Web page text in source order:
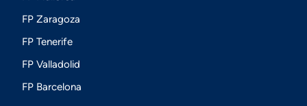
FP Zaragoza
FP Tenerife
FP Valladolid
FP Barcelona